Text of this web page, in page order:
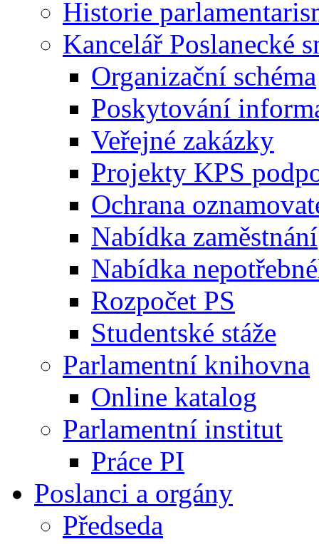
Historie
Kancelář Poslanecké
Organizační schéma
Poskytování
Veřejné zakázky
Projekty KPS
Ochrana
Nabídka zaměstnání
Nabídka
Rozpočet PS
Studentské stáže
Parlamentní knihovna
Online katalog
Parlamentní institut
Práce PI
Poslanci a orgány
Předseda